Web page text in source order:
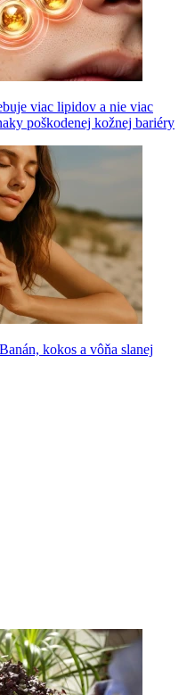
viac lipidov a nie viac
poškodenej kožnej bariéry
kokos a vôňa slanej